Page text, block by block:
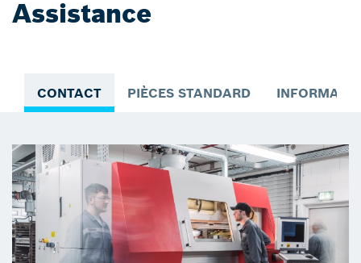
Assistance
CONTACT PIÈCES STANDARD